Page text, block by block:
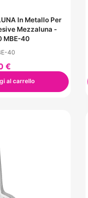
In Metallo Per
Mezzaluna -
MBE-40
40
€
al carrello